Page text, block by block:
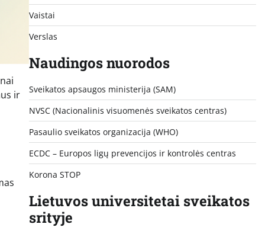
ir
Vaistai
Verslas
Naudingos nuorodos
Sveikatos apsaugos ministerija (SAM)
NVSC (Nacionalinis visuomenės sveikatos centras)
Pasaulio sveikatos organizacija (WHO)
ECDC – Europos ligų prevencijos ir kontrolės centras
Korona STOP
Lietuvos universitetai sveikatos
srityje